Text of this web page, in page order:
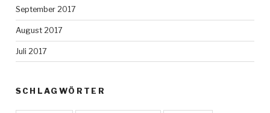
September 2017
August 2017
Juli 2017
SCHLAGWÖRTER